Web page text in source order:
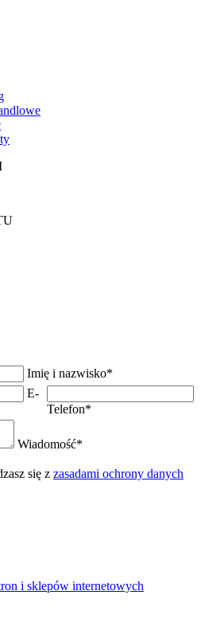
Imię i nazwisko*
E-
Telefon*
Wiadomość*
się z zasadami ochrony danych
i sklepów internetowych